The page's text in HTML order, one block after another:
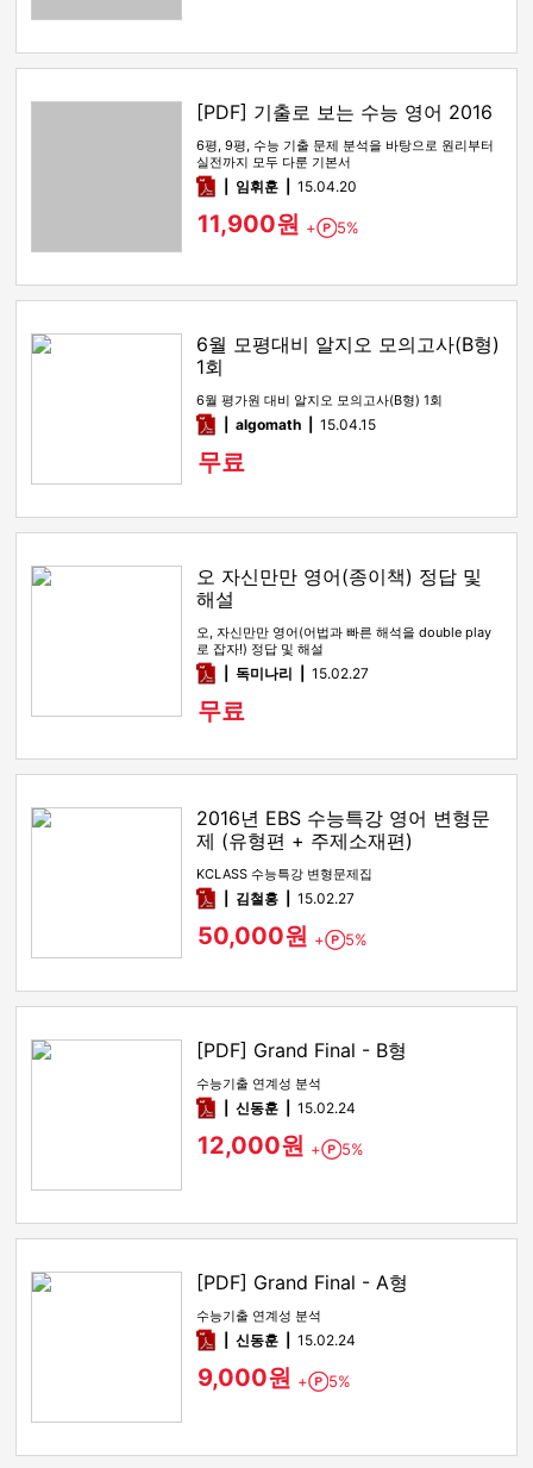
[PDF] 기출로 보는 수능 영어 2016
6평, 9평, 수능 기출 문제 분석을 바탕으로 원리부터
실전까지 모두 다룬 기본서
pdf임휘훈 15.04.20
11,900원 + Point
5%
6월 모평대비 알지오 모의고사(B형)
1회
6월 평가원 대비 알지오 모의고사(B형) 1회
pdfalgomath 15.04.15
무료
오 자신만만 영어(종이책) 정답 및
해설
오, 자신만만 영어(어법과 빠른 해석을 double play
로 잡자!) 정답 및 해설
pdf독미나리 15.02.27
무료
2016년 EBS 수능특강 영어 변형문
제 (유형편 + 주제소재편)
KCLASS 수능특강 변형문제집
pdf김철홍 15.02.27
50,000원 + Point
5%
[PDF] Grand Final - B형
수능기출 연계성 분석
pdf신동훈 15.02.24
12,000원 + Point
5%
[PDF] Grand Final - A형
수능기출 연계성 분석
pdf신동훈 15.02.24
9,000원 + Point
5%